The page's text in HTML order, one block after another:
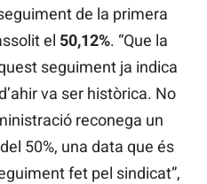
de la primera
el 50,12%. “Que la
seguiment ja indica
va ser històrica. No
reconega un
50%, una data que és
fet pel sindicat”,